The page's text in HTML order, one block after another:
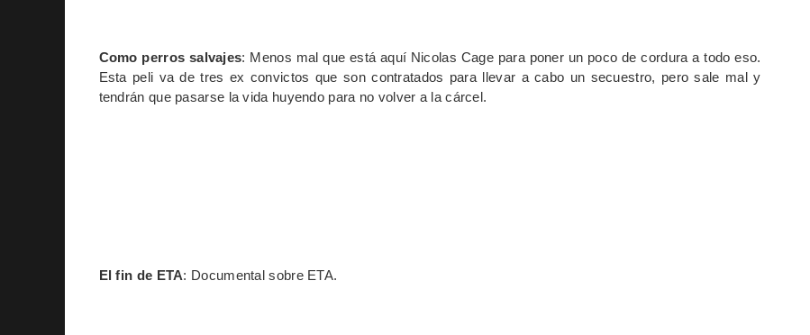
Como perros salvajes: Menos mal que está aquí Nicolas Cage para poner un poco de cordura a todo eso.
Esta peli va de tres ex convictos que son contratados para llevar a cabo un secuestro, pero sale mal y
tendrán que pasarse la vida huyendo para no volver a la cárcel.
El fin de ETA: Documental sobre ETA.